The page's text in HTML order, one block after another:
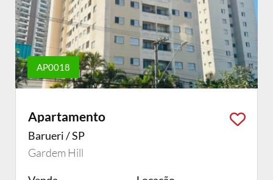
AP0018
Apartamento
Barueri / SP
Gardem Hill